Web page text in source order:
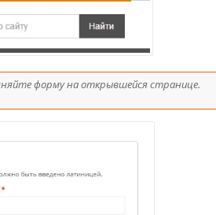
форму на открывшейся странице.